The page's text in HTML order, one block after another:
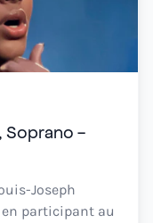
Soprano -
Joseph
participant au